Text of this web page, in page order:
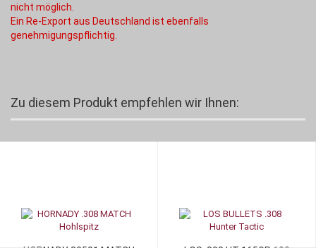
nicht möglich.
Ein Re-Export aus Deutschland ist ebenfalls
genehmigungspflichtig.
Zu diesem Produkt empfehlen wir Ihnen: